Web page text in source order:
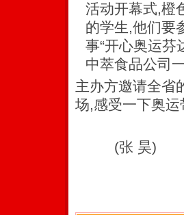
活动开幕式,橙
的学生,他们要
事“开心奥运芬
中萃食品公司
主办方邀请全省
场,感受一下奥运
(张 昊)